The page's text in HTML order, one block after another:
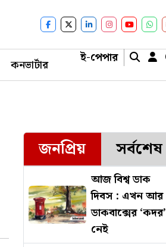
কনভার্টার ই-পেপার
জনপ্রিয় সর্বশেষ
আজ বিশ্ব ডাক
দিবস : এখন আর
ডাকবাক্সের ‘কদর’
নেই